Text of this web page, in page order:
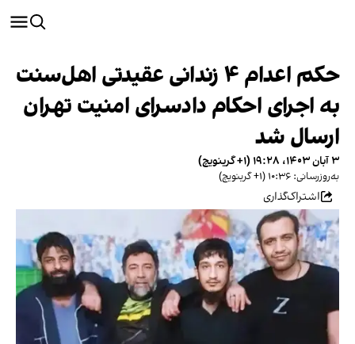
حکم اعدام ۴ زندانی عقیدتی اهل‌سنت
به اجرای احکام دادسرای امنیت تهران
ارسال شد
۳ آبان ۱۴۰۳، ۱۹:۲۸ (‎+۱ گرینویچ)
به‌روزرسانی: ۱۰:۳۶ (‎+۱ گرینویچ)
اشتراک‌گذاری